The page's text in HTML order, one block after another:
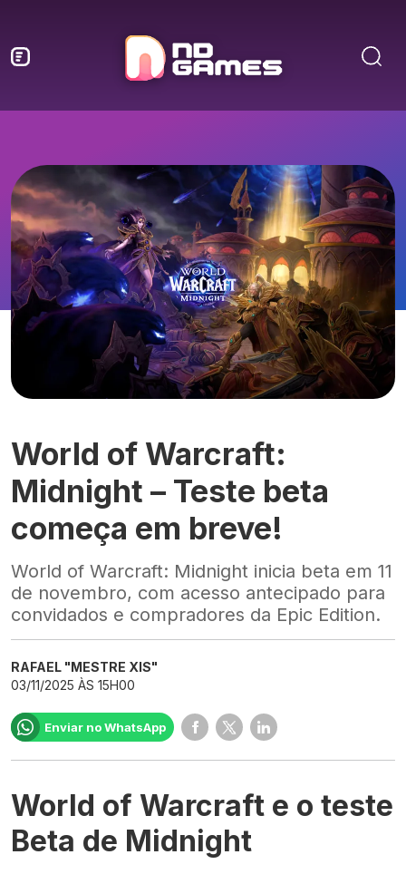
World of Warcraft:
Midnight – Teste beta
começa em breve!
World of Warcraft: Midnight inicia beta em 11
de novembro, com acesso antecipado para
convidados e compradores da Epic Edition.
RAFAEL "MESTRE XIS"
03/11/2025 ÀS 15H00
Enviar no WhatsApp
World of Warcraft e o teste
Beta de Midnight